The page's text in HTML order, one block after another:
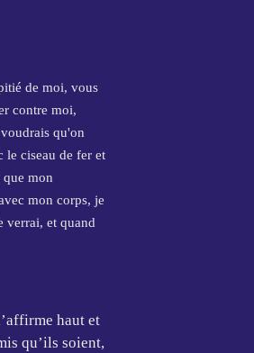
de moi, vous
contre moi,
qu'on
le ciseau de fer et
mon
mon corps, je
verrai, et quand
haut et
qu’ils soient,